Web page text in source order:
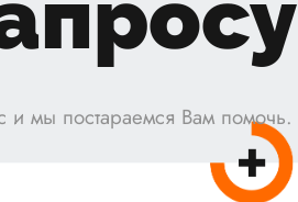
и мы постараемся Вам помочь.